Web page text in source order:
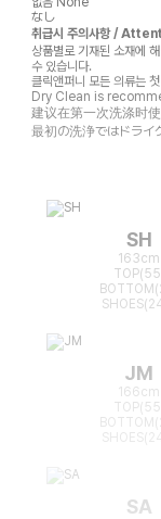
なし
취급시 주의사항 /
상품별로 기재된 소재에
수 있습니다.
클릭앤퍼니 모든 의류는
Dry Clean is
建议在第一次洗涤时使
最初の洗浄ではドライ
SH
163cm
JM
166cm
SA